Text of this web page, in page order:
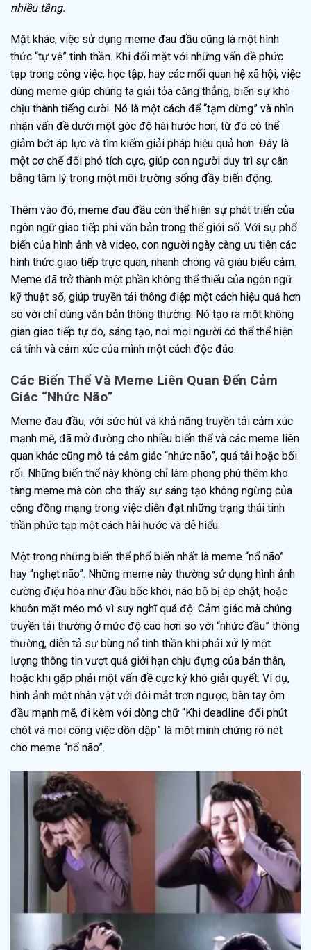
nhiều tầng.
Mặt khác, việc sử dụng meme đau đầu cũng là một hình
thức “tự vệ” tinh thần. Khi đối mặt với những vấn đề phức
tạp trong công việc, học tập, hay các mối quan hệ xã hội, việc
dùng meme giúp chúng ta giải tỏa căng thẳng, biến sự khó
chịu thành tiếng cười. Nó là một cách để “tạm dừng” và nhìn
nhận vấn đề dưới một góc độ hài hước hơn, từ đó có thể
giảm bớt áp lực và tìm kiếm giải pháp hiệu quả hơn. Đây là
một cơ chế đối phó tích cực, giúp con người duy trì sự cân
bằng tâm lý trong một môi trường sống đầy biến động.
Thêm vào đó, meme đau đầu còn thể hiện sự phát triển của
ngôn ngữ giao tiếp phi văn bản trong thế giới số. Với sự phổ
biến của hình ảnh và video, con người ngày càng ưu tiên các
hình thức giao tiếp trực quan, nhanh chóng và giàu biểu cảm.
Meme đã trở thành một phần không thể thiếu của ngôn ngữ
kỹ thuật số, giúp truyền tải thông điệp một cách hiệu quả hơn
so với chỉ dùng văn bản thông thường. Nó tạo ra một không
gian giao tiếp tự do, sáng tạo, nơi mọi người có thể thể hiện
cá tính và cảm xúc của mình một cách độc đáo.
Các Biến Thể Và Meme Liên Quan Đến Cảm
Giác “Nhức Não”
Meme đau đầu, với sức hút và khả năng truyền tải cảm xúc
mạnh mẽ, đã mở đường cho nhiều biến thể và các meme liên
quan khác cũng mô tả cảm giác “nhức não”, quá tải hoặc bối
rối. Những biến thể này không chỉ làm phong phú thêm kho
tàng meme mà còn cho thấy sự sáng tạo không ngừng của
cộng đồng mạng trong việc diễn đạt những trạng thái tinh
thần phức tạp một cách hài hước và dễ hiểu.
Một trong những biến thể phổ biến nhất là meme “nổ não”
hay “nghẹt não”. Những meme này thường sử dụng hình ảnh
cường điệu hóa như đầu bốc khói, não bộ bị ép chặt, hoặc
khuôn mặt méo mó vì suy nghĩ quá độ. Cảm giác mà chúng
truyền tải thường ở mức độ cao hơn so với “nhức đầu” thông
thường, diễn tả sự bùng nổ tinh thần khi phải xử lý một
lượng thông tin vượt quá giới hạn chịu đựng của bản thân,
hoặc khi gặp phải một vấn đề cực kỳ khó giải quyết. Ví dụ,
hình ảnh một nhân vật với đôi mắt trợn ngược, bàn tay ôm
đầu mạnh mẽ, đi kèm với dòng chữ “Khi deadline đổi phút
chót và mọi công việc dồn dập” là một minh chứng rõ nét
cho meme “nổ não”.